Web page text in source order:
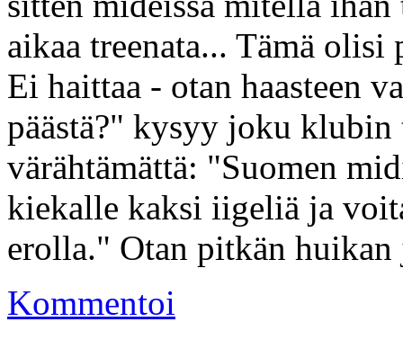
aikaa treenata... Tämä
Ei haittaa - otan haasteen
päästä?" kysyy joku klubin
värähtämättä: "Suomen
kiekalle kaksi iigeliä ja
erolla." Otan pitkän huikan
Kommentoi